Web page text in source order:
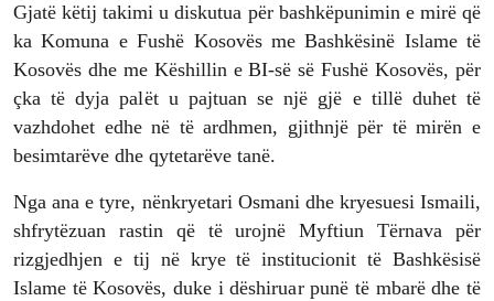
Gjatë këtij takimi u diskutua për bashkëpunimin e mirë që
ka Komuna e Fushë Kosovës me Bashkësinë Islame të
Kosovës dhe me Këshillin e BI-së së Fushë Kosovës, për
çka të dyja palët u pajtuan se një gjë e tillë duhet të
vazhdohet edhe në të ardhmen, gjithnjë për të mirën e
besimtarëve dhe qytetarëve tanë.
Nga ana e tyre, nënkryetari Osmani dhe kryesuesi Ismaili,
shfrytëzuan rastin që të urojnë Myftiun Tërnava për
rizgjedhjen e tij në krye të institucionit të Bashkësisë
Islame të Kosovës, duke i dëshiruar punë të mbarë dhe të